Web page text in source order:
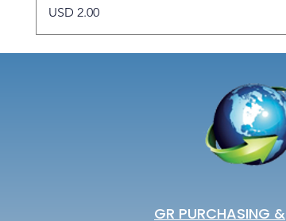
Precio
USD 2.00
GR PURCHASING &